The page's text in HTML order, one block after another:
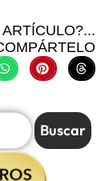
Buscar